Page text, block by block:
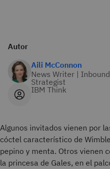
Autor
Aili McConnon
News Writer |
Strategist
IBM Think
Algunos invitados vienen por
cóctel característico de
pepino y menta. Otros vienen
la princesa de Gales, en el